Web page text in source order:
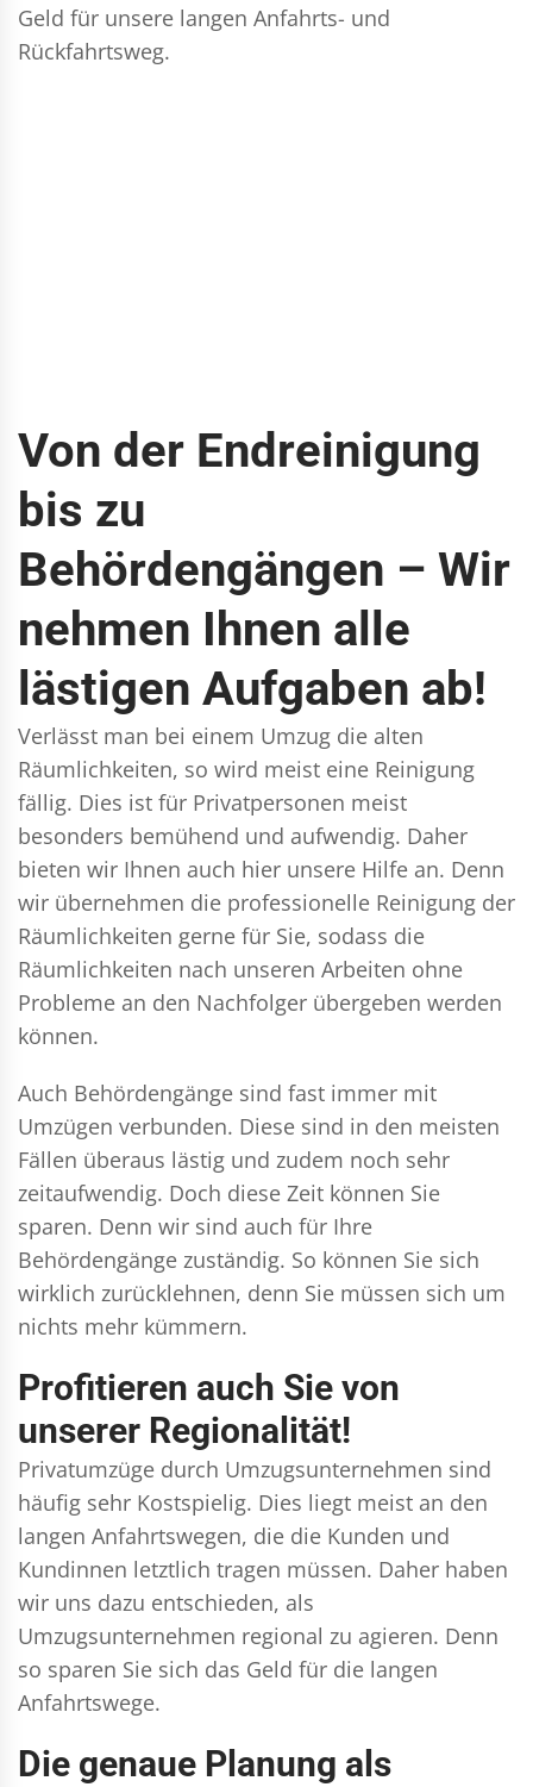
Geld für unsere langen Anfahrts- und
Rückfahrtsweg.
Von der Endreinigung
bis zu
Behördengängen – Wir
nehmen Ihnen alle
lästigen Aufgaben ab!
Verlässt man bei einem Umzug die alten
Räumlichkeiten, so wird meist eine Reinigung
fällig. Dies ist für Privatpersonen meist
besonders bemühend und aufwendig. Daher
bieten wir Ihnen auch hier unsere Hilfe an. Denn
wir übernehmen die professionelle Reinigung der
Räumlichkeiten gerne für Sie, sodass die
Räumlichkeiten nach unseren Arbeiten ohne
Probleme an den Nachfolger übergeben werden
können.
Auch Behördengänge sind fast immer mit
Umzügen verbunden. Diese sind in den meisten
Fällen überaus lästig und zudem noch sehr
zeitaufwendig. Doch diese Zeit können Sie
sparen. Denn wir sind auch für Ihre
Behördengänge zuständig. So können Sie sich
wirklich zurücklehnen, denn Sie müssen sich um
nichts mehr kümmern.
Profitieren auch Sie von
unserer Regionalität!
Privatumzüge durch Umzugsunternehmen sind
häufig sehr Kostspielig. Dies liegt meist an den
langen Anfahrtswegen, die die Kunden und
Kundinnen letztlich tragen müssen. Daher haben
wir uns dazu entschieden, als
Umzugsunternehmen regional zu agieren. Denn
so sparen Sie sich das Geld für die langen
Anfahrtswege.
Die genaue Planung als